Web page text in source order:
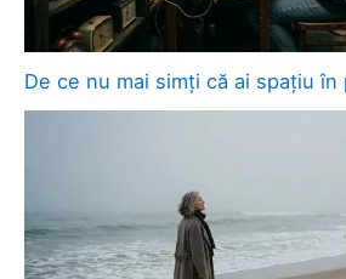
De ce nu mai simți că ai spațiu în